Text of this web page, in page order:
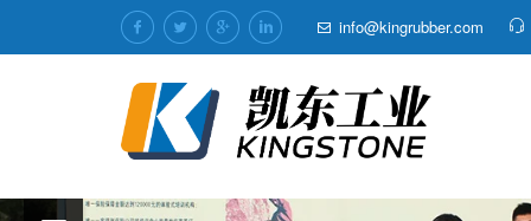
info@kingrubber.com